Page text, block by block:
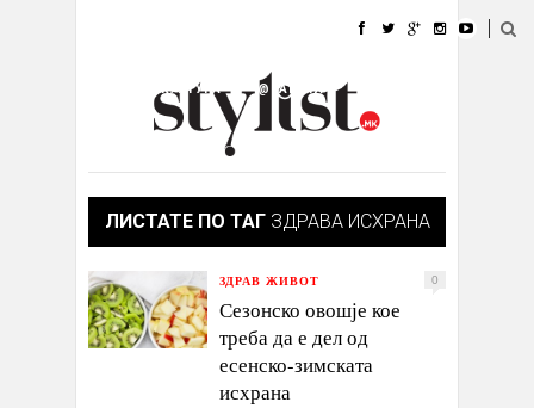
УБАВИНА
КУЛТУРА @РАБОТА
ИЗЛОГ
ЛИСТАТЕ ПО ТАГ ЗДРАВА ИСХРАНА
ЗДРАВ ЖИВОТ 0
Сезонско овошје кое
треба да е дел од
есенско-зимската
исхрана